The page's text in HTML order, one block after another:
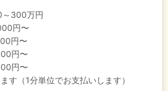
～300万円
円〜
円〜
円〜
円〜
す（1分単位でお支払いします）